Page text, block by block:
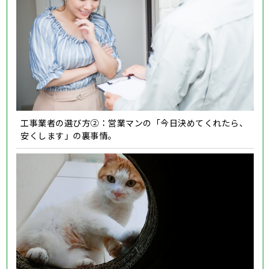
工事業者の選び方②：営業マンの「今日決めてくれたら、
安くします」の裏事情。